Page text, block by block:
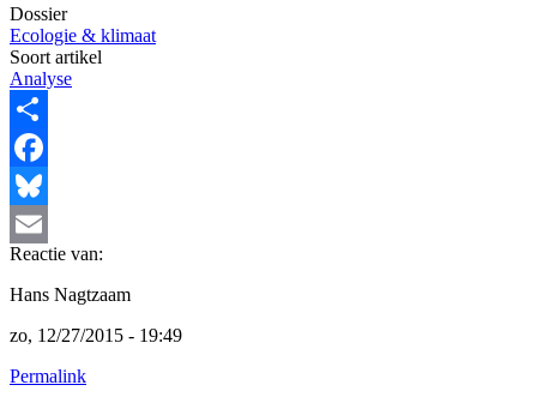
Dossier
Ecologie & klimaat
Soort artikel
Analyse
Share
Facebook
Bluesky
Email
Reactie van:
Hans Nagtzaam
zo, 12/27/2015 - 19:49
Permalink